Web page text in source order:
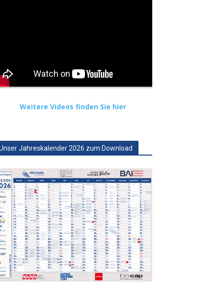
Weitere Videos finden Sie hier
Jahreskalender 2026 zum Download